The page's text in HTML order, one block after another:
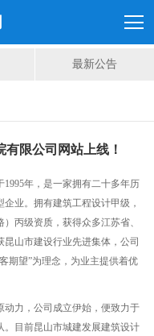
最新公告
限公司网站上线！
年，是一家拥有二十多年历
业。拥有建筑工程设计甲级，
丙级资质，获得众多江苏省、
山市建设行业先进集体，公司
期望”为理念，为业主提供着优
动力，公司成立伊始，便致力于
。目前昆山市城建发展建筑设计